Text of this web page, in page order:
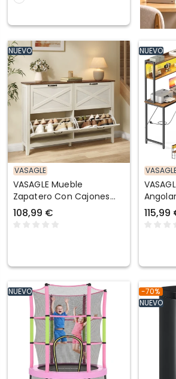
NUEVO
VASAGLE
VASAGLE Mueble
Zapatero Con Cajones
Abatibles Para Entrada
108,99 €
NUEVO
Luci
115,99
NUEVO
-70%
NUEVO